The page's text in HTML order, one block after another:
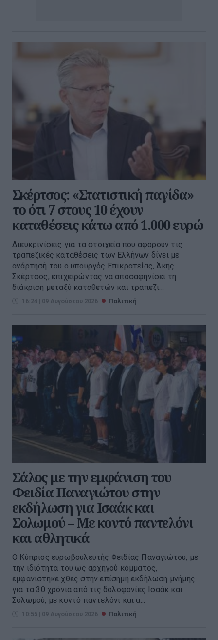
Σκέρτσος: «Στατιστική παγίδα»
το ότι 7 στους 10 έχουν
καταθέσεις κάτω από 1.000 ευρώ
Διευκρινίσεις για τα στοιχεία που αφορούν τις
τραπεζικές καταθέσεις των Ελλήνων δίνει με
ανάρτησή του ο υπουργός Επικρατείας, Άκης
Σκέρτσος, επιχειρώντας να αποσαφηνίσει τη
διάκριση μεταξύ καταθετών και τραπεζι...
16:24 | 09 Αυγούστου 2026 Πολιτική
Σάλος με την εμφάνιση του
Φειδία Παναγιώτου στην
εκδήλωση για Ισαάκ και
Σολωμού – Με κοντό παντελόνι
και αθλητικά
Ο Κύπριος ευρωβουλευτής Φειδίας Παναγιώτου, με
την ιδιότητα του ως αρχηγού κόμματος,
εμφανίστηκε χθες στην επίσημη εκδήλωση μνήμης
για τα 30 χρόνια από τις δολοφονίες Ισαάκ και
Σολωμού, με κοντό παντελόνι και α...
10:55 | 09 Αυγούστου 2026 Πολιτική